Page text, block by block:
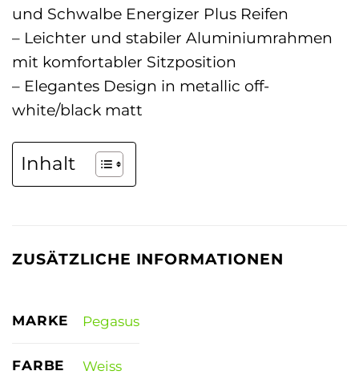
und Schwalbe Energizer Plus Reifen
– Leichter und stabiler Aluminiumrahmen
mit komfortabler Sitzposition
– Elegantes Design in metallic off-
white/black matt
Inhalt
ZUSÄTZLICHE INFORMATIONEN
MARKE Pegasus
FARBE Weiss